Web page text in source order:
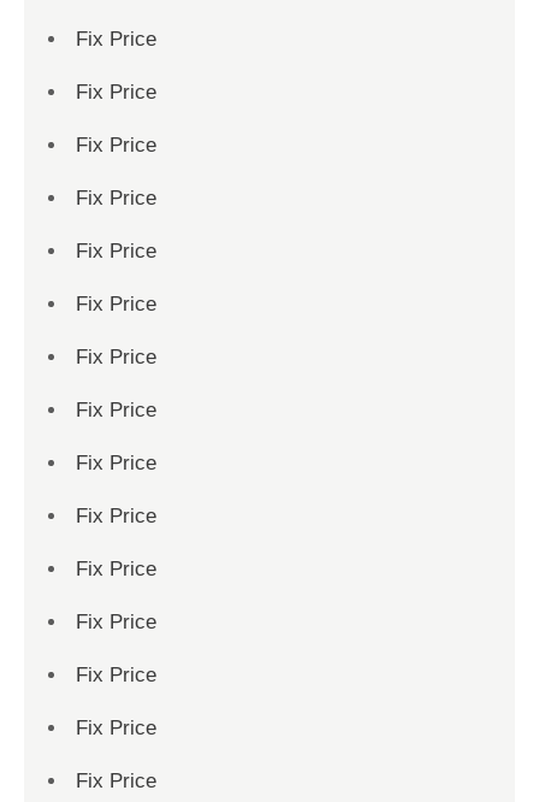
Fix Price
Fix Price
Fix Price
Fix Price
Fix Price
Fix Price
Fix Price
Fix Price
Fix Price
Fix Price
Fix Price
Fix Price
Fix Price
Fix Price
Fix Price